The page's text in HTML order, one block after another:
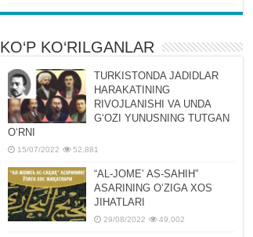
KO‘P KO‘RILGANLAR
TURKISTONDA JADIDLAR
HARAKATINING
RIVOJLANISHI VA UNDA
GʻOZI YUNUSNING TUTGAN
OʻRNI
15/07/2022 52,881
“AL-JOMEʼ AS-SAHIH”
ASARINING OʻZIGA XOS
JIHATLARI
29/08/2022 49,002